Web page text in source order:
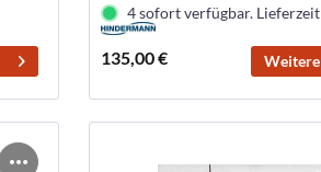
4 sofort verfügbar. Lieferzeit
135,00 €